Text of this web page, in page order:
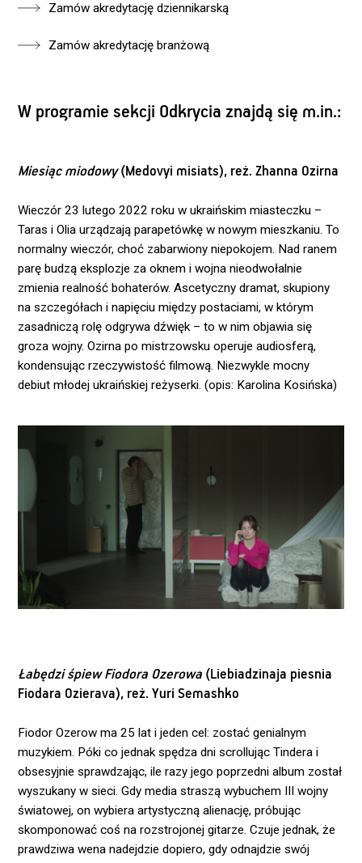
Zamów akredytację dziennikarską
Zamów akredytację branżową
W programie sekcji Odkrycia znajdą się m.in.:
Miesiąc miodowy(Medovyi misiats), reż. Zhanna Ozirna
Wieczór 23 lutego 2022 roku w ukraińskim miasteczku –
Taras i Olia urządzają parapetówkę w nowym mieszkaniu. To
normalny wieczór, choć zabarwiony niepokojem. Nad ranem
parę budzą eksplozje za oknem i wojna nieodwołalnie
zmienia realność bohaterów. Ascetyczny dramat, skupiony
na szczegółach i napięciu między postaciami, w którym
zasadniczą rolę odgrywa dźwięk – to w nim objawia się
groza wojny. Ozirna po mistrzowsku operuje audiosferą,
kondensując rzeczywistość filmową. Niezwykle mocny
debiut młodej ukraińskiej reżyserki. (opis: Karolina Kosińska)
Łabędzi śpiew Fiodora Ozerowa (Liebiadzinaja piesnia
Fiodara Ozierava), reż. Yuri Semashko
Fiodor Ozerow ma 25 lat i jeden cel: zostać genialnym
muzykiem. Póki co jednak spędza dni scrollując Tindera i
obsesyjnie sprawdzając, ile razy jego poprzedni album został
wyszukany w sieci. Gdy media straszą wybuchem III wojny
światowej, on wybiera artystyczną alienację, próbując
skomponować coś na rozstrojonej gitarze. Czuje jednak, że
prawdziwa wena nadejdzie dopiero, gdy odnajdzie swój